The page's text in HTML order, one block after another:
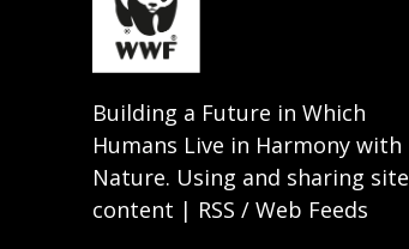
Building a Future in Which
Humans Live in Harmony with
Nature. Using and sharing site
content | RSS / Web Feeds